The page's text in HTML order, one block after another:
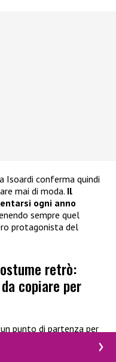
Isoardi conferma quindi
mai di moda. Il
ogni anno
sempre quel
protagonista del
retrò:
copiare per
punto di partenza per
animalier da portare
una valida